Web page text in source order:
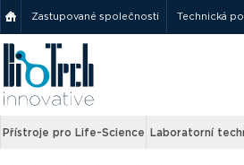
Zastupované společnosti Technická
Přístroje pro Life-Science Laboratorní